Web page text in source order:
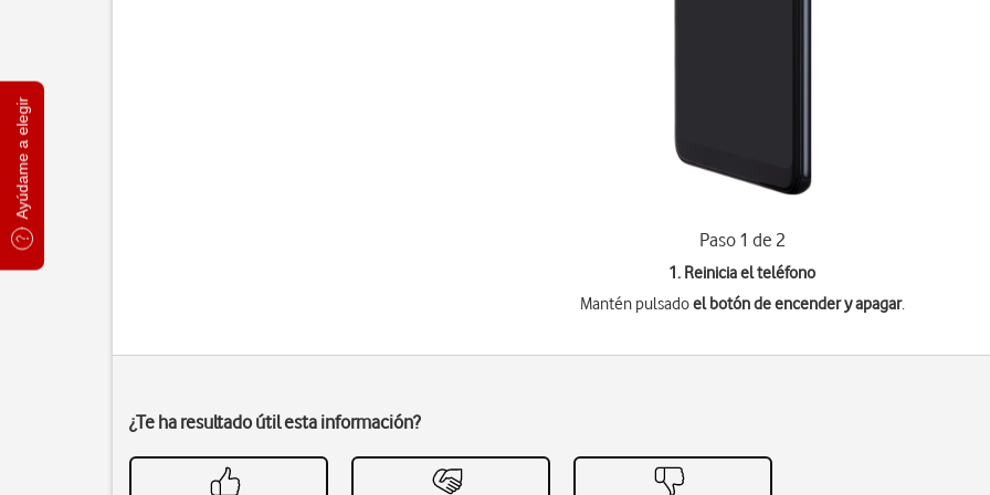
Ayúdame a elegir
Paso 1 de 2
1. Reinicia el teléfono
Mantén pulsadoel botón de encender y apagar.
¿Te ha resultado útil esta información?